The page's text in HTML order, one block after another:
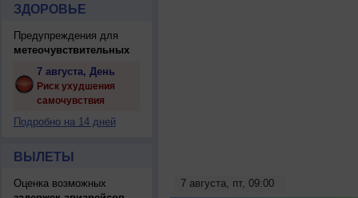
ЗДОРОВЬЕ
Предупреждения для
метеочувствительных
7 августа, День
Риск ухудшения
самочувствия
Подробно на 14 дней
ВЫЛЕТЫ
Оценка возможных